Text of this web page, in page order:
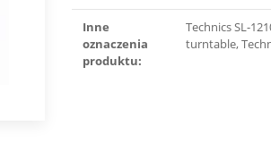
Inne
oznaczenia
produktu:
Technics SL-
turntable,